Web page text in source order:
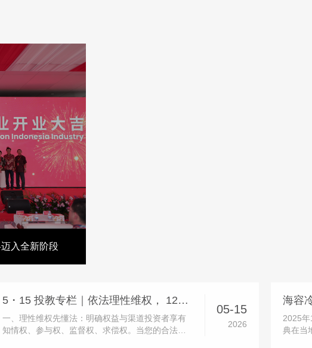
入全新阶段
5・15 投教专栏｜依法理性维权， 12386 守护您的合法权益
一、理性维权先懂法：明确权益与渠道投资者享有
知情权、参与权、监督权、求偿权。当您的合法权
2026
05-15
2025
典在当